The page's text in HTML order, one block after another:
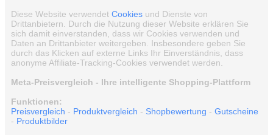
Diese Website verwendet Cookies und Dienste von
Drittanbietern. Durch die Nutzung dieser Website erklären Sie
sich damit einverstanden, dass wir Cookies verwenden und
Daten an Drittanbieter weitergeben. Insbesondere geben Sie
durch das Klicken auf externe Links Ihr Einverständnis, dass
anonyme Affiliate-Tracking-Cookies verwendet werden.
Meta-Preisvergleich - Ihre intelligente Shopping-Plattform
Funktionen:
Preisvergleich - Produktvergleich - Shopbewertung - Gutscheine
- Produktbilder